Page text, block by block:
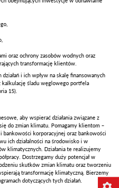
oraz ochrony zasobów wodnych oraz
transformację klientów.
i ich wpływ na skalę finansowanych
śladu węglowego portfela
15).
aby wspierać działania związane z
do zmian klimatu. Pomagamy klientom –
korporacyjnej oraz bankowości
ich działalności na środowisko i w
klimatycznych. Działania te realizujemy
Dostrzegamy duży potencjał w
skutków zmian klimatu oraz tworzeniu
transformację klimatyczną. Bierzemy
dotyczących tych działań.